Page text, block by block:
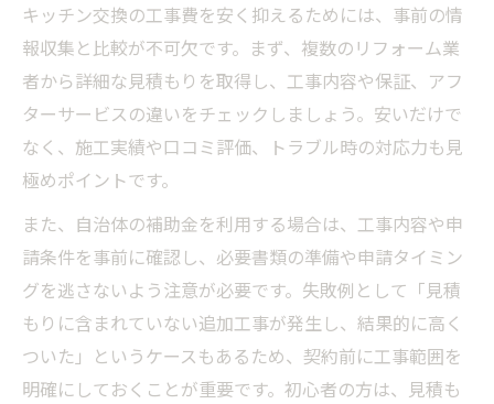
キッチン交換の工事費を安く抑えるためには、事前の情
報収集と比較が不可欠です。まず、複数のリフォーム業
者から詳細な見積もりを取得し、工事内容や保証、アフ
ターサービスの違いをチェックしましょう。安いだけで
なく、施工実績や口コミ評価、トラブル時の対応力も見
極めポイントです。
また、自治体の補助金を利用する場合は、工事内容や申
請条件を事前に確認し、必要書類の準備や申請タイミン
グを逃さないよう注意が必要です。失敗例として「見積
もりに含まれていない追加工事が発生し、結果的に高く
ついた」というケースもあるため、契約前に工事範囲を
明確にしておくことが重要です。初心者の方は、見積も